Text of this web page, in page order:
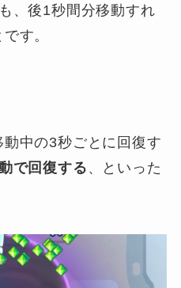
、後1秒間分移動すれ
す。
中の3秒ごとに回復す
で回復する 、といった